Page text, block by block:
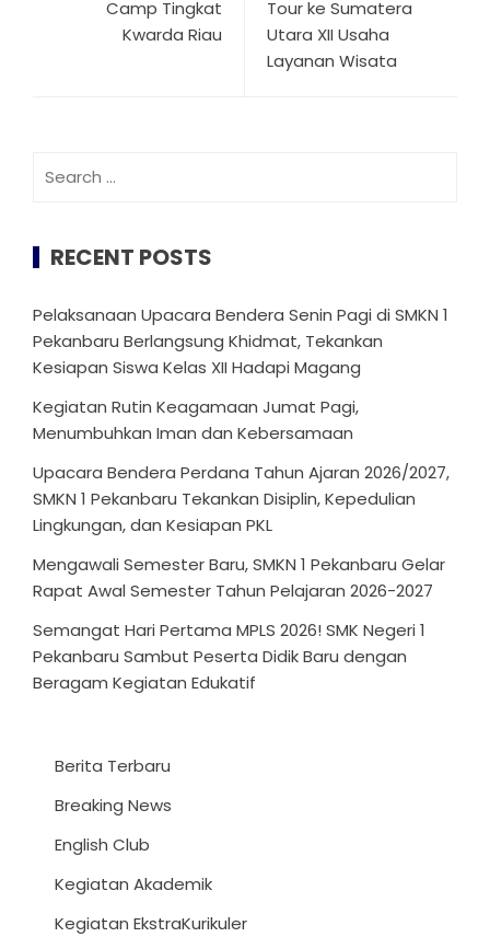
Camp Tingkat
Kwarda Riau
Tour ke Sumatera
Utara XII Usaha
Layanan Wisata
for:
RECENT POSTS
Pelaksanaan Upacara Bendera Senin Pagi di SMKN 1
Pekanbaru Berlangsung Khidmat, Tekankan
Kesiapan Siswa Kelas XII Hadapi Magang
Kegiatan Rutin Keagamaan Jumat Pagi,
Menumbuhkan Iman dan Kebersamaan
Upacara Bendera Perdana Tahun Ajaran 2026/2027,
SMKN 1 Pekanbaru Tekankan Disiplin, Kepedulian
Lingkungan, dan Kesiapan PKL
Mengawali Semester Baru, SMKN 1 Pekanbaru Gelar
Rapat Awal Semester Tahun Pelajaran 2026-2027
Semangat Hari Pertama MPLS 2026! SMK Negeri 1
Pekanbaru Sambut Peserta Didik Baru dengan
Beragam Kegiatan Edukatif
Berita Terbaru
Breaking News
English Club
Kegiatan Akademik
Kegiatan EkstraKurikuler